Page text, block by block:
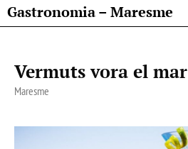
Gastronomia – Maresme
Vermuts vora el mar
Maresme